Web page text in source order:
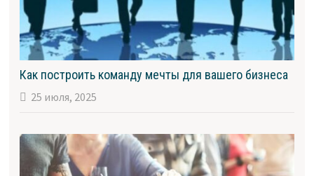
Как построить команду мечты для вашего бизнеса
25 июля, 2025